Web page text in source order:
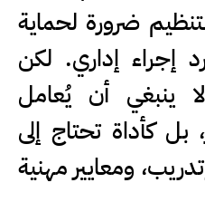
ضرورة لحماية
إجراء إداري. لكن
ينبغي أن يُعامل
كأداة تحتاج إلى
ومعايير مهنية